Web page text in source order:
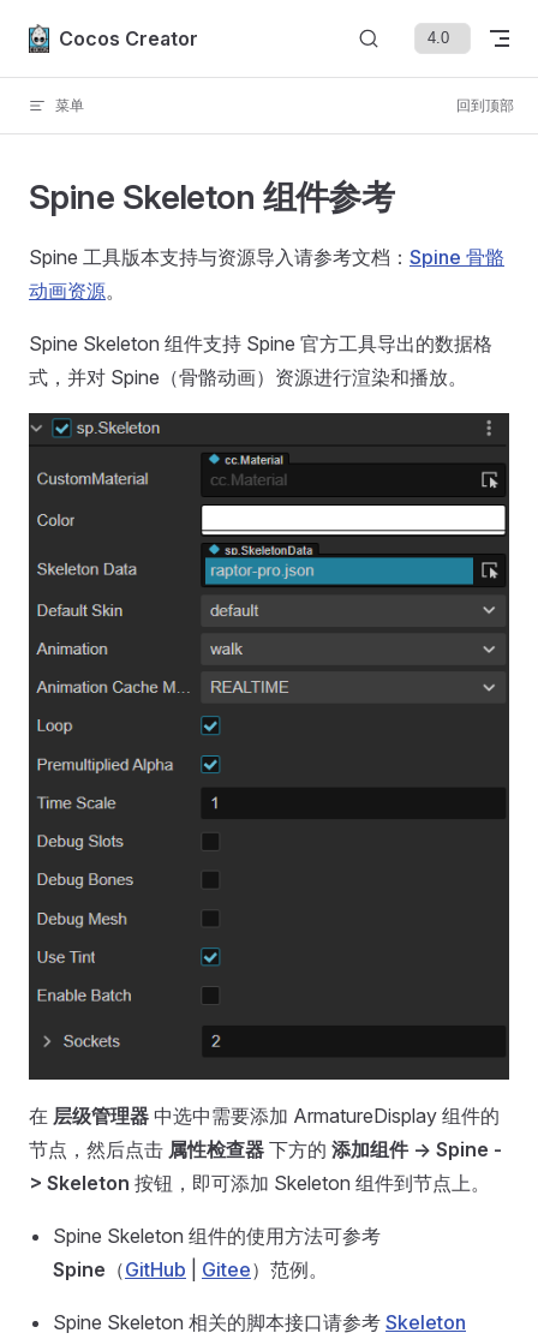
Skip to content
Cocos Creator
菜单 回到顶部
Spine Skeleton 组件参考
Spine 工具版本支持与资源导入请参考文档： Spine 骨骼
动画资源。
Spine Skeleton 组件支持 Spine 官方工具导出的数据格
式，并对 Spine（骨骼动画）资源进行渲染和播放。
在 层级管理器 中选中需要添加 ArmatureDisplay 组件的
节点，然后点击 属性检查器 下方的 添加组件 -> Spine -
> Skeleton 按钮，即可添加 Skeleton 组件到节点上。
Spine Skeleton 组件的使用方法可参考
Spine （GitHub Gitee）范例。
Spine Skeleton 相关的脚本接口请参考 Skeleton